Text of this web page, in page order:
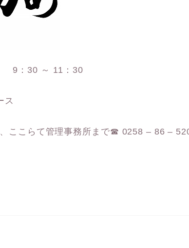
9：30 ～ 11：30
ス
ここらて管理事務所まで☎ 0258 – 86 –